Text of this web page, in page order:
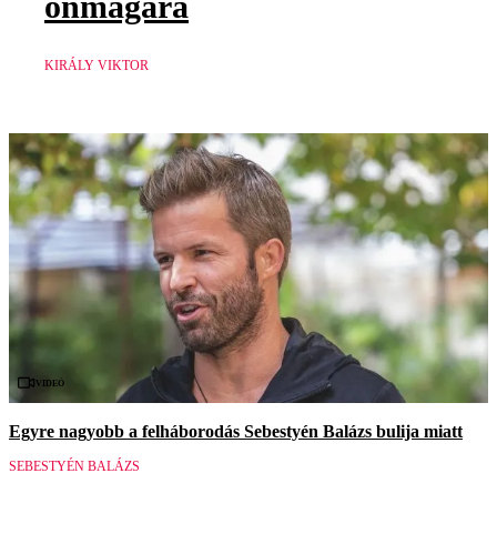
KIRÁLY VIKTOR
Videó
Egyre nagyobb a felháborodás Sebestyén Balázs bulija miatt
SEBESTYÉN BALÁZS